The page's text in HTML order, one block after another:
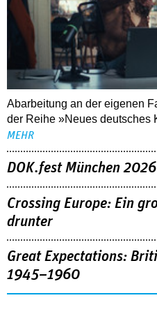
Abarbeitung an der eigenen
der Reihe »Neues deutsches
MEHR
DOK.fest München 2026
Crossing Europe: Ein
drunter
Great Expectations:
1945–1960